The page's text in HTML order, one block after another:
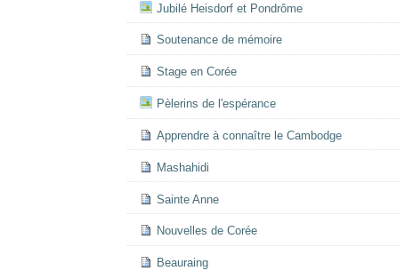
Jubilé Heisdorf et Pondrôme
Soutenance de mémoire
Stage en Corée
Pèlerins de l'espérance
Apprendre à connaître le Cambodge
Mashahidi
Sainte Anne
Nouvelles de Corée
Beauraing